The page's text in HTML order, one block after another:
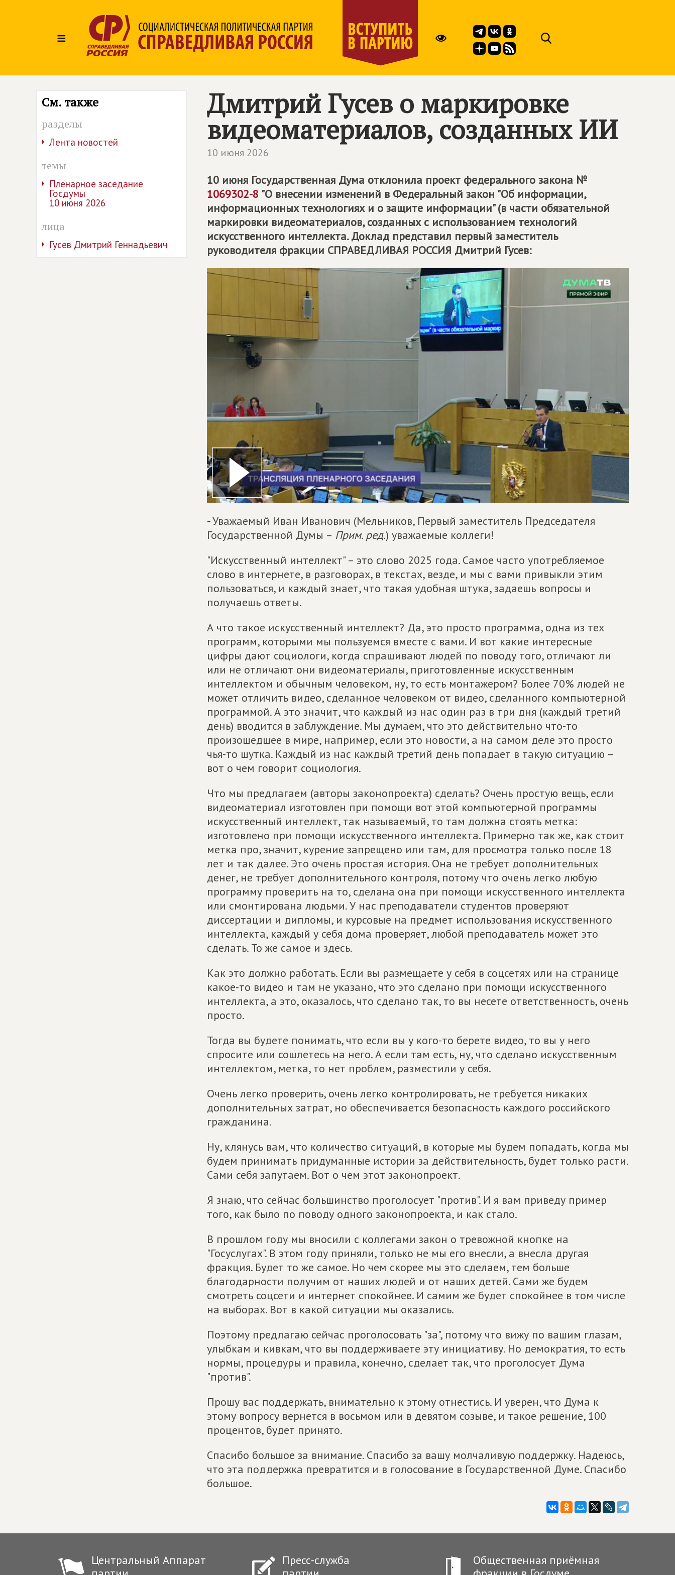
≡
См. также
разделы
Лента новостей
темы
Пленарное заседание
Госдумы
10 июня 2026
лица
Гусев Дмитрий Геннадьевич
Дмитрий Гусев о маркировке
видеоматериалов, созданных ИИ
10 июня 2026
10 июня Государственная Дума отклонила проект федерального закона №
1069302-8 "О внесении изменений в Федеральный закон "Об информации,
информационных технологиях и о защите информации" (в части обязательной
маркировки видеоматериалов, созданных с использованием технологий
искусственного интеллекта. Доклад представил первый заместитель
руководителя фракции СПРАВЕДЛИВАЯ РОССИЯ Дмитрий Гусев:
-Уважаемый Иван Иванович (Мельников, Первый заместитель Председателя
Государственной Думы – Прим. ред.) уважаемые коллеги!
"Искусственный интеллект" – это слово 2025 года. Самое часто употребляемое
слово в интернете, в разговорах, в текстах, везде, и мы с вами привыкли этим
пользоваться, и каждый знает, что такая удобная штука, задаешь вопросы и
получаешь ответы.
А что такое искусственный интеллект? Да, это просто программа, одна из тех
программ, которыми мы пользуемся вместе с вами. И вот какие интересные
цифры дают социологи, когда спрашивают людей по поводу того, отличают ли
или не отличают они видеоматериалы, приготовленные искусственным
интеллектом и обычным человеком, ну, то есть монтажером? Более 70% людей не
может отличить видео, сделанное человеком от видео, сделанного компьютерной
программой. А это значит, что каждый из нас один раз в три дня (каждый третий
день) вводится в заблуждение. Мы думаем, что это действительно что-то
произошедшее в мире, например, если это новости, а на самом деле это просто
чья-то шутка. Каждый из нас каждый третий день попадает в такую ситуацию –
вот о чем говорит социология.
Что мы предлагаем (авторы законопроекта) сделать? Очень простую вещь, если
видеоматериал изготовлен при помощи вот этой компьютерной программы
искусственный интеллект, так называемый, то там должна стоять метка:
изготовлено при помощи искусственного интеллекта. Примерно так же, как стоит
метка про, значит, курение запрещено или там, для просмотра только после 18
лет и так далее. Это очень простая история. Она не требует дополнительных
денег, не требует дополнительного контроля, потому что очень легко любую
программу проверить на то, сделана она при помощи искусственного интеллекта
или смонтирована людьми. У нас преподаватели студентов проверяют
диссертации и дипломы, и курсовые на предмет использования искусственного
интеллекта, каждый у себя дома проверяет, любой преподаватель может это
сделать. То же самое и здесь.
Как это должно работать. Если вы размещаете у себя в соцсетях или на странице
какое-то видео и там не указано, что это сделано при помощи искусственного
интеллекта, а это, оказалось, что сделано так, то вы несете ответственность, очень
просто.
Тогда вы будете понимать, что если вы у кого-то берете видео, то вы у него
спросите или сошлетесь на него. А если там есть, ну, что сделано искусственным
интеллектом, метка, то нет проблем, разместили у себя.
Очень легко проверить, очень легко контролировать, не требуется никаких
дополнительных затрат, но обеспечивается безопасность каждого российского
гражданина.
Ну, клянусь вам, что количество ситуаций, в которые мы будем попадать, когда мы
будем принимать придуманные истории за действительность, будет только расти.
Сами себя запутаем. Вот о чем этот законопроект.
Я знаю, что сейчас большинство проголосует "против". И я вам приведу пример
того, как было по поводу одного законопроекта, и как стало.
В прошлом году мы вносили с коллегами закон о тревожной кнопке на
"Госуслугах". В этом году приняли, только не мы его внесли, а внесла другая
фракция. Будет то же самое. Но чем скорее мы это сделаем, тем больше
благодарности получим от наших людей и от наших детей. Сами же будем
смотреть соцсети и интернет спокойнее. И самим же будет спокойнее в том числе
на выборах. Вот в какой ситуации мы оказались.
Поэтому предлагаю сейчас проголосовать "за", потому что вижу по вашим глазам,
улыбкам и кивкам, что вы поддерживаете эту инициативу. Но демократия, то есть
нормы, процедуры и правила, конечно, сделает так, что проголосует Дума
"против".
Прошу вас поддержать, внимательно к этому отнестись. И уверен, что Дума к
этому вопросу вернется в восьмом или в девятом созыве, и такое решение, 100
процентов, будет принято.
Спасибо большое за внимание. Спасибо за вашу молчаливую поддержку. Надеюсь,
что эта поддержка превратится и в голосование в Государственной Думе. Спасибо
большое.
Центральный Аппарат
Пресс-служба
Общественная приёмная